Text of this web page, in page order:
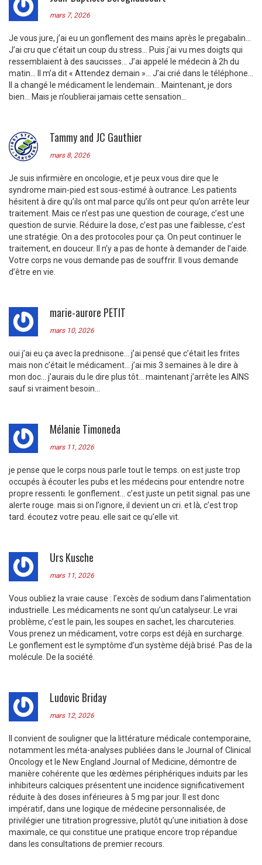
mars 7, 2026
Je vous jure, j’ai eu un gonflement des mains après le pregabalin…
J’ai cru que c’était un coup du stress… Puis j’ai vu mes doigts qui
ressemblaient à des saucisses… J’ai appelé le médecin à 2h du
matin… Il m’a dit « Attendez demain »… J’ai crié dans le téléphone…
Il a changé le médicament le lendemain… Maintenant, je dors
bien… Mais je n’oublierai jamais cette sensation…
Tammy and JC Gauthier
mars 8, 2026
Je suis infirmière en oncologie, et je peux vous dire que le
syndrome main-pied est sous-estimé à outrance. Les patients
hésitent à dire qu’ils ont mal parce qu’ils ont peur qu’on arrête leur
traitement. Mais ce n’est pas une question de courage, c’est une
question de survie. Réduire la dose, c’est pas une faiblesse, c’est
une stratégie. On a des protocoles pour ça. On peut continuer le
traitement, en douceur. Il n’y a pas de honte à demander de l’aide.
Votre corps ne vous demande pas de souffrir. Il vous demande
d’être en vie.
marie-aurore PETIT
mars 10, 2026
oui j’ai eu ça avec la prednisone… j’ai pensé que c’était les frites
mais non c’était le médicament… j’ai mis 3 semaines à le dire à
mon doc… j’aurais du le dire plus tôt… maintenant j’arrête les AINS
sauf si vraiment besoin…
Mélanie Timoneda
mars 11, 2026
je pense que le corps nous parle tout le temps. on est juste trop
occupés à écouter les pubs et les médecins pour entendre notre
propre ressenti. le gonflement… c’est juste un petit signal. pas une
alerte rouge. mais si on l’ignore, il devient un cri. et là, c’est trop
tard. écoutez votre peau. elle sait ce qu’elle vit.
Urs Kusche
mars 11, 2026
Vous oubliez la vraie cause : l’excès de sodium dans l’alimentation
industrielle. Les médicaments ne sont qu’un catalyseur. Le vrai
problème, c’est le pain, les soupes en sachet, les charcuteries.
Vous prenez un médicament, votre corps est déjà en surcharge.
Le gonflement est le symptôme d’un système déjà brisé. Pas de la
molécule. De la société.
Ludovic Briday
mars 12, 2026
Il convient de souligner que la littérature médicale contemporaine,
notamment les méta-analyses publiées dans le Journal of Clinical
Oncology et le New England Journal of Medicine, démontre de
manière cohérente que les œdèmes périphériques induits par les
inhibiteurs calciques présentent une incidence significativement
réduite à des doses inférieures à 5 mg par jour. Il est donc
impératif, dans une logique de médecine personnalisée, de
privilégier une titration progressive, plutôt qu’une initiation à dose
maximale, ce qui constitue une pratique encore trop répandue
dans les consultations de premier recours.